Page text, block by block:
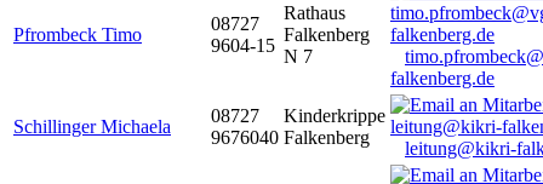
Pfrombeck Timo
08727
9604-15
Rathaus
Falkenberg
N 7
falkenberg.de
Schillinger Michaela
08727
9676040
Kinderkrippe
Falkenberg
leitung@kikri-